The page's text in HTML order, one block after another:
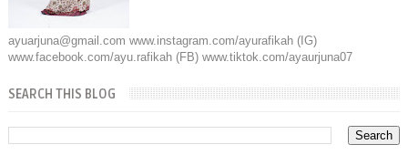
ayuarjuna@gmail.com www.instagram.com/ayurafikah (IG)
www.facebook.com/ayu.rafikah (FB) www.tiktok.com/ayaurjuna07
SEARCH THIS BLOG